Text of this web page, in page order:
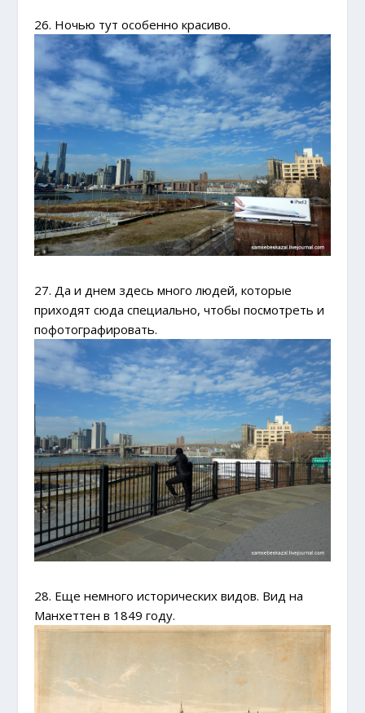
26. Ночью тут особенно красиво.
27. Да и днем здесь много людей, которые
приходят сюда специально, чтобы посмотреть и
пофотографировать.
28. Еще немного исторических видов. Вид на
Манхеттен в 1849 году.